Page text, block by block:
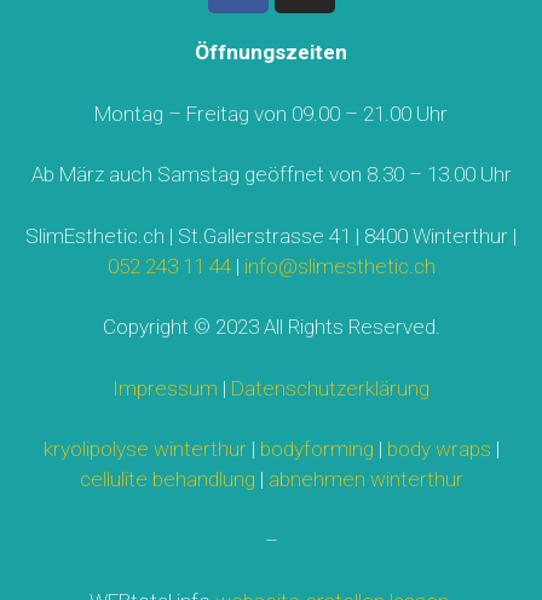
Öffnungszeiten
Montag – Freitag von 09.00 – 21.00 Uhr
Ab März auch Samstag geöffnet von 8.30 – 13.00 Uhr
SlimEsthetic.ch | St.Gallerstrasse 41 | 8400 Winterthur |
052 243 11 44| info@slimesthetic.ch
Copyright © 2023 All Rights Reserved.
Impressum | Datenschutzerklärung
kryolipolyse winterthur| bodyforming | body wraps |
cellulite behandlung | abnehmen winterthur
–